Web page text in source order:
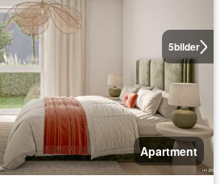
5bilder
Apartment